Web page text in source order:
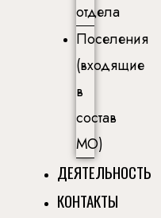
отдела
Поселения
(входящие
в
состав
МО)
ДЕЯТЕЛЬНОСТЬ
КОНТАКТЫ